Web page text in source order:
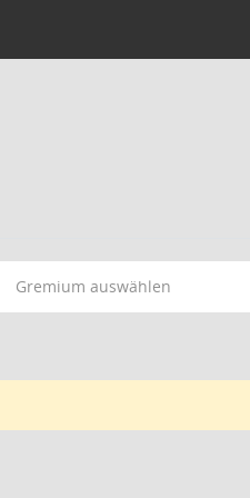
Gremium auswählen